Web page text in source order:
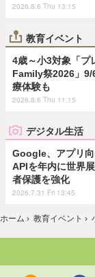
2026.8.6 Thu 13:15
教育イベント
4歳～小3対象「プ
Family祭2026」9/
療体験も
2026.8.6 Thu 11:15
デジタル生活
Google、アプリ
APIを年内に世界
者保護を強化
2026.7.31 Fri 13:45
ホーム › 教育イベント ›